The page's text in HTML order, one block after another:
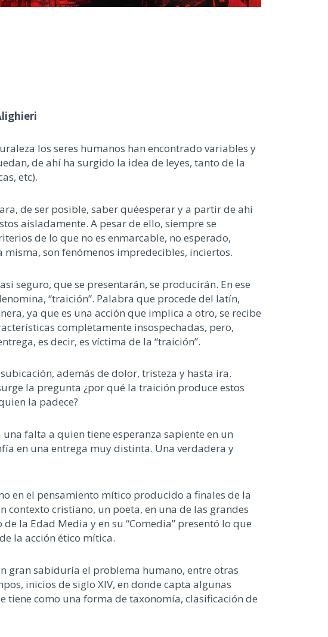
los seres humanos han encontrado variables y
de ahí ha surgido la idea de leyes, tanto de la
, etc).
de ser posible, saber quéesperar y a partir de ahí
aisladamente. A pesar de ello, siempre se
de lo que no es enmarcable, no esperado,
misma, son fenómenos impredecibles, inciertos.
seguro, que se presentarán, se producirán. En ese
, “traición”. Palabra que procede del latín,
ya que es una acción que implica a otro, se recibe
completamente insospechadas, pero,
, es decir, es víctima de la “traición”.
además de dolor, tristeza y hasta ira.
la pregunta ¿por qué la traición produce estos
la padece?
falta a quien tiene esperanza sapiente en un
en una entrega muy distinta. Una verdadera y
en el pensamiento mítico producido a finales de la
contexto cristiano, un poeta, en una de las grandes
la Edad Media y en su “Comedia” presentó lo que
de la acción ético mítica.
gran sabiduría el problema humano, entre otras
, inicios de siglo XIV, en donde capta algunas
tiene como una forma de taxonomía, clasificación de